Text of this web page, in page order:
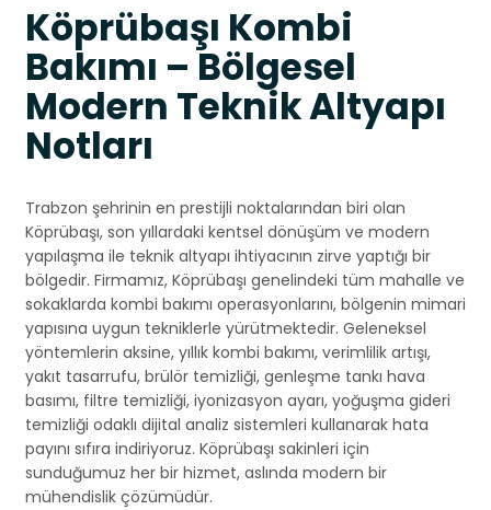
Köprübaşı Kombi
Bakımı – Bölgesel
Modern Teknik Altyapı
Notları
Trabzon şehrinin en prestijli noktalarından biri olan
Köprübaşı, son yıllardaki kentsel dönüşüm ve modern
yapılaşma ile teknik altyapı ihtiyacının zirve yaptığı bir
bölgedir. Firmamız, Köprübaşı genelindeki tüm mahalle ve
sokaklarda kombi bakımı operasyonlarını, bölgenin mimari
yapısına uygun tekniklerle yürütmektedir. Geleneksel
yöntemlerin aksine, yıllık kombi bakımı, verimlilik artışı,
yakıt tasarrufu, brülör temizliği, genleşme tankı hava
basımı, filtre temizliği, iyonizasyon ayarı, yoğuşma gideri
temizliği odaklı dijital analiz sistemleri kullanarak hata
payını sıfıra indiriyoruz. Köprübaşı sakinleri için
sunduğumuz her bir hizmet, aslında modern bir
mühendislik çözümüdür.